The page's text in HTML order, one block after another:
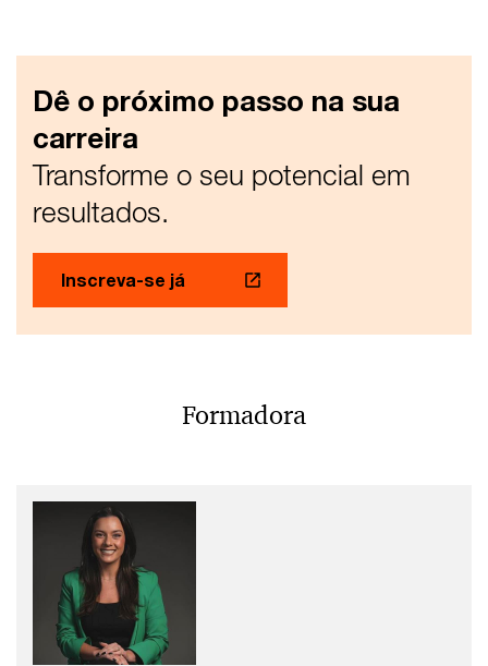
Dê o próximo passo na sua
carreira
Transforme o seu potencial em
resultados.
Inscreva-se já
Formadora